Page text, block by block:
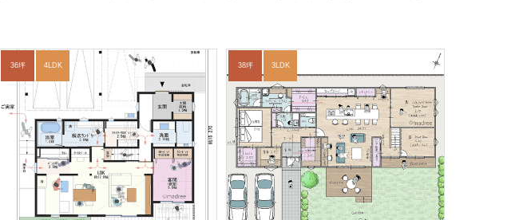
36坪 4LDK 38坪 3LDK